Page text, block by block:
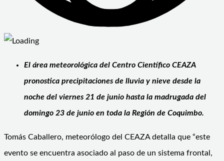
El área meteorológica del Centro Científico CEAZA
pronostica precipitaciones de lluvia y nieve desde la
noche del viernes 21 de junio hasta la madrugada del
domingo 23 de junio en toda la Región de Coquimbo.
Tomás Caballero, meteorólogo del CEAZA detalla que “este
evento se encuentra asociado al paso de un sistema frontal,